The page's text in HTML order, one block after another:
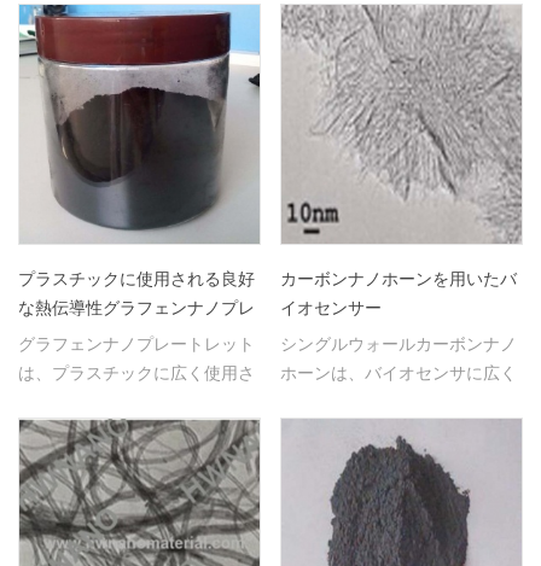
プラスチックに使用される良好
な熱伝導性グラフェンナノプレ
ートレット
グラフェンナノプレートレット
は、プラスチックに広く使用さ
る。
カーボンナノホーンを用いたバ
イオセンサー
シングルウォールカーボンナノ
ホーンは、バイオセンサに広く